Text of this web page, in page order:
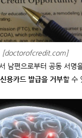
[doctorofcredit.com]
남편으로부터 공동 서명
용카드 발급을 거부할 수